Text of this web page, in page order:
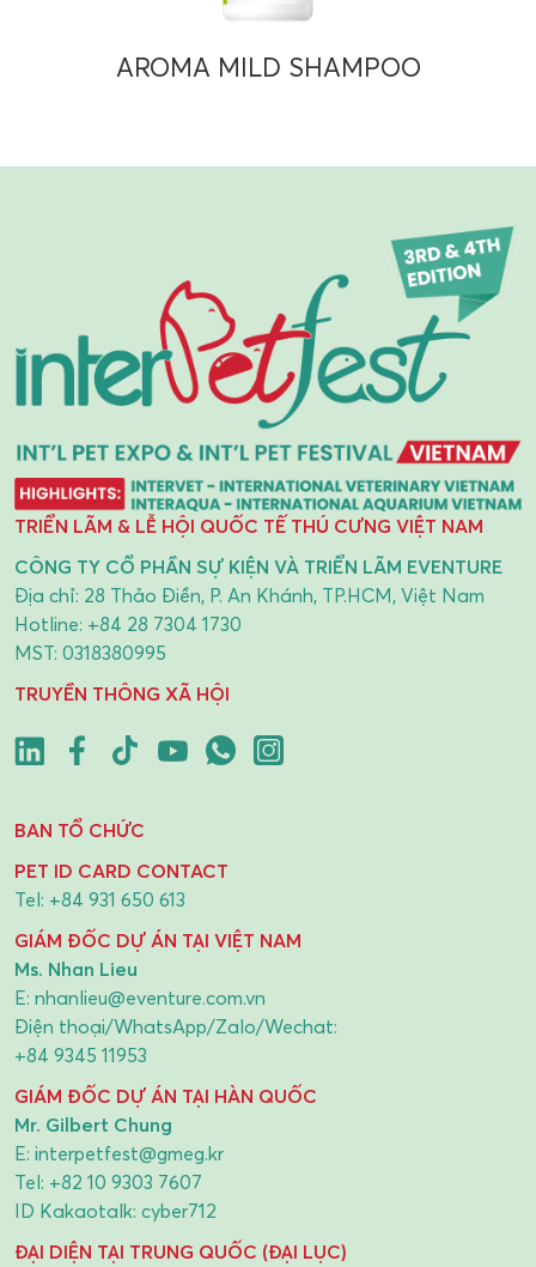
AROMA MILD SHAMPOO
TRIỂN LÃM & LỄ HỘI QUỐC TẾ THÚ CƯNG VIỆT NAM
CÔNG TY CỔ PHẦN SỰ KIỆN VÀ TRIỂN LÃM EVENTURE
Địa chỉ: 28 Thảo Điền, P. An Khánh, TP.HCM, Việt Nam
Hotline: +84 28 7304 1730
MST: 0318380995
TRUYỀN THÔNG XÃ HỘI
BAN TỔ CHỨC
PET ID CARD CONTACT
Tel: +84 931 650 613
GIÁM ĐỐC DỰ ÁN TẠI VIỆT NAM
Ms. Nhan Lieu
E: nhanlieu@eventure.com.vn
Điện thoại/WhatsApp/Zalo/Wechat:
+84 9345 11953
GIÁM ĐỐC DỰ ÁN TẠI HÀN QUỐC
Mr. Gilbert Chung
E: interpetfest@gmeg.kr
Tel: +82 10 9303 7607
ID Kakaotalk: cyber712
ĐẠI DIỆN TẠI TRUNG QUỐC (ĐẠI LỤC)